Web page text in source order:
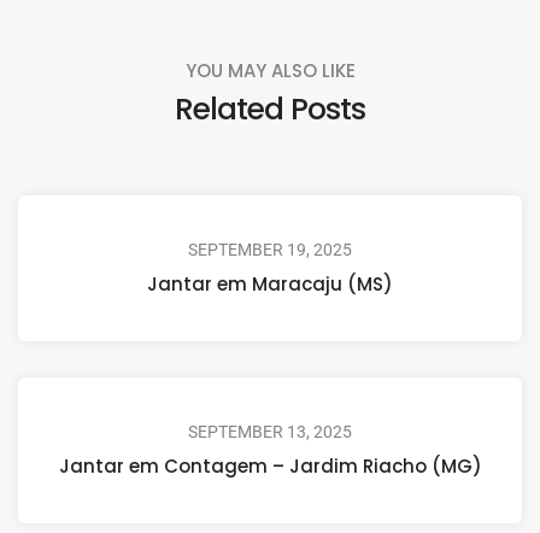
YOU MAY ALSO LIKE
Related Posts
SEPTEMBER 19, 2025
Jantar em Maracaju (MS)
SEPTEMBER 13, 2025
Jantar em Contagem – Jardim Riacho (MG)